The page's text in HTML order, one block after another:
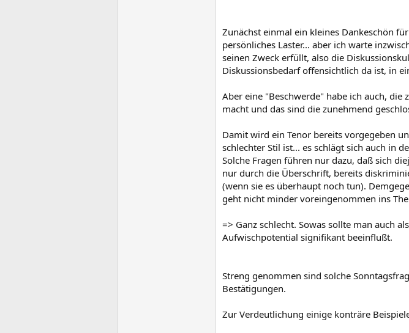
Zunächst einmal ein kleines Dankeschön
persönliches Laster... aber ich warte
seinen Zweck erfüllt, also die
Diskussionsbedarf offensichtlich da ist, in
Aber eine "Beschwerde" habe ich auch,
macht und das sind die zunehmend
Damit wird ein Tenor bereits vorgegeben
schlechter Stil ist... es schlägt sich auch in
Solche Fragen führen nur dazu, daß sich
nur durch die Überschrift, bereits
(wenn sie es überhaupt noch tun).
geht nicht minder voreingenommen ins
=> Ganz schlecht. Sowas sollte man auch
Aufwischpotential signifikant beeinflußt.
Streng genommen sind solche
Bestätigungen.
Zur Verdeutlichung einige konträre